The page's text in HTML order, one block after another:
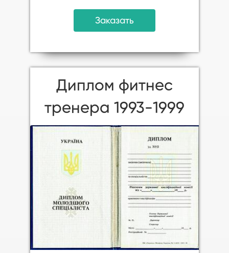
Заказать
Диплом фитнес
тренера 1993-1999